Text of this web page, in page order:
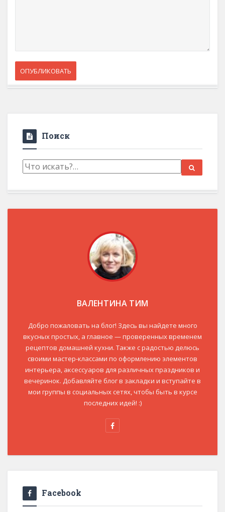
Поиск
ВАЛЕНТИНА ТИМ
Добро пожаловать на блог! Здесь вы найдете много
вкусных простых, а главное — проверенных временем
рецептов домашней кухни. Также с радостью делюсь
своими мастер-классами по оформлению элементов
интерьера, аксессуаров для различных праздников и
вечеринок. Добавляйте блог в закладки и вступайте в
мои группы в социальных сетях, чтобы быть в курсе
последних идей! :)
Facebook